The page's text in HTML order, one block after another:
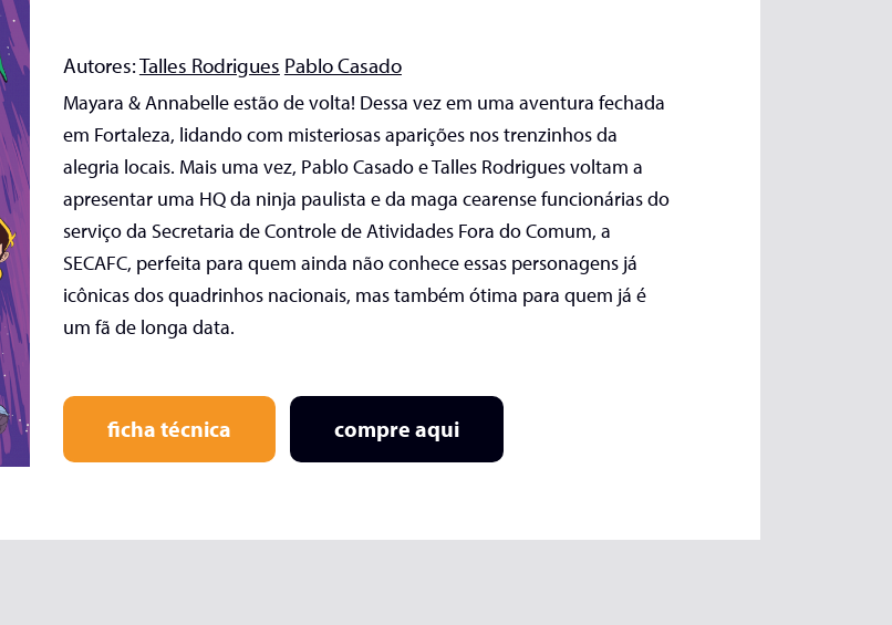
Autores:Talles Rodrigues Pablo Casado
Mayara & Annabelle estão de volta! Dessa vez em uma aventura fechada
em Fortaleza, lidando com misteriosas aparições nos trenzinhos da
alegria locais. Mais uma vez, Pablo Casado e Talles Rodrigues voltam a
apresentar uma HQ da ninja paulista e da maga cearense funcionárias do
serviço da Secretaria de Controle de Atividades Fora do Comum, a
SECAFC, perfeita para quem ainda não conhece essas personagens já
icônicas dos quadrinhos nacionais, mas também ótima para quem já é
um fã de longa data.
ficha técnica compre aqui